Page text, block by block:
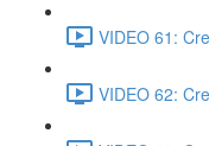
VIDEO 61:
VIDEO 62: